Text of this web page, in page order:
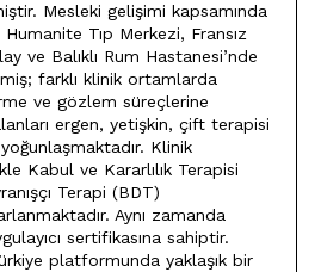
Mesleki gelişimi kapsamında
Tıp Merkezi, Fransız
ve Balıklı Rum Hastanesi’nde
farklı klinik ortamlarda
ve gözlem süreçlerine
ergen, yetişkin, çift terapisi
Klinik
Kabul ve Kararlılık Terapisi
Terapi (BDT)
Aynı zamanda
sertifikasına sahiptir.
platformunda yaklaşık bir